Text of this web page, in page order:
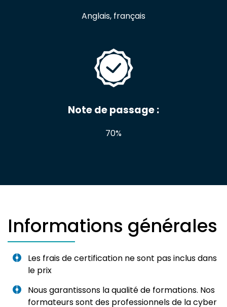
Anglais, français
Note de passage :
70%
Informations générales
Les frais de certification ne sont pas inclus dans
le prix
Nous garantissons la qualité de formations. Nos
formateurs sont des professionnels de la cyber